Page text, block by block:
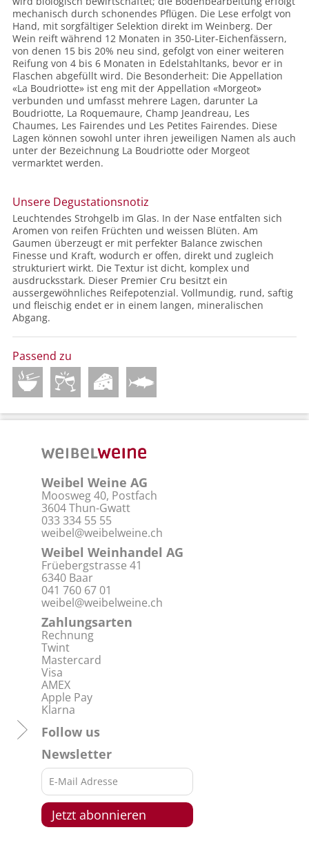
mechanisch durch schonendes Pflügen. Die Lese erfolgt von
Hand, mit sorgfältiger Selektion direkt im Weinberg. Der
Wein reift während 12 Monaten in 350-Liter-Eichenfässern,
von denen 15 bis 20% neu sind, gefolgt von einer weiteren
Reifung von 4 bis 6 Monaten in Edelstahltanks, bevor er in
Flaschen abgefüllt wird. Die Besonderheit: Die Appellation
«La Boudriotte» ist eng mit der Appellation «Morgeot»
verbunden und umfasst mehrere Lagen, darunter La
Boudriotte, La Roquemaure, Champ Jeandreau, Les
Chaumes, Les Fairendes und Les Petites Fairendes. Diese
Lagen können sowohl unter ihren jeweiligen Namen als auch
unter der Bezeichnung La Boudriotte oder Morgeot
vermarktet werden.
Unsere Degustationsnotiz
Leuchtendes Strohgelb im Glas. In der Nase entfalten sich
Aromen von reifen Früchten und weissen Blüten. Am
Gaumen überzeugt er mit perfekter Balance zwischen
Finesse und Kraft, wodurch er offen, direkt und zugleich
strukturiert wirkt. Die Textur ist dicht, komplex und
ausdrucksstark. Dieser Premier Cru besitzt ein
aussergewöhnliches Reifepotenzial. Vollmundig, rund, saftig
und fleischig endet er in einem langen, mineralischen
Abgang.
Passend zu
Weibel Weine AG
Moosweg 40, Postfach
3604 Thun-Gwatt
033 334 55 55
weibel@weibelweine.ch
Weibel Weinhandel AG
Früebergstrasse 41
6340 Baar
041 760 67 01
weibel@weibelweine.ch
Zahlungsarten
Rechnung
Twint
Mastercard
Visa
AMEX
Apple Pay
Klarna
Follow us
Newsletter